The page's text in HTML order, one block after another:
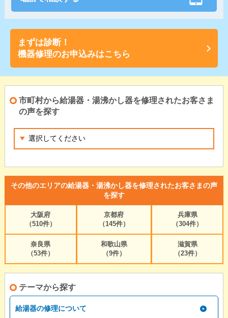
まずは診断！
機器修理のお申込みはこちら
市町村から給湯器・湯沸かし器を修理されたお客さま
の声を探す
その他のエリアの給湯器・湯沸かし器を修理されたお客さまの声
を探す
大阪府
（510件）
京都府
（145件）
兵庫県
（304件）
奈良県
（53件）
和歌山県
（9件）
滋賀県
（23件）
テーマから探す
給湯器の修理について